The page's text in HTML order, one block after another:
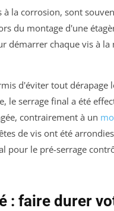
à la corrosion, sont
du montage d'une
démarrer chaque vis à
d'éviter tout dérapage
le serrage final a été
contrairement à un
de vis ont été
pour le pré-serrage
: faire durer